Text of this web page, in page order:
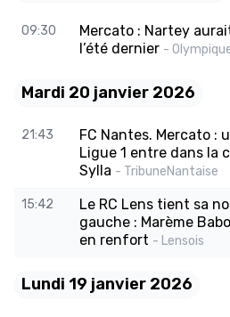
09:30
Mercato : Nartey
l’été dernier -
Mardi 20 janvier 2026
21:43
FC Nantes. Mercato :
Ligue 1 entre dans la
Sylla - TribuneNantaise
15:42
Le RC Lens tient sa
gauche : Marème
en renfort - Lensois
Lundi 19 janvier 2026